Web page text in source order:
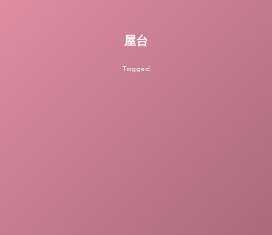
屋台
Tagged